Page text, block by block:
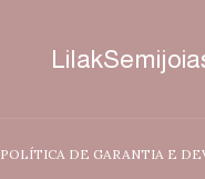
POLÍTICA DE GARANTIA E